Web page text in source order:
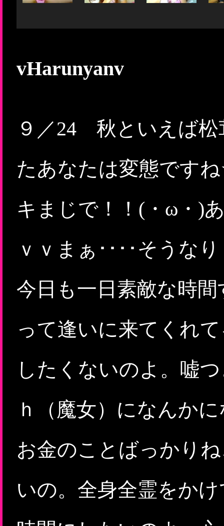
vHarunyanv
９／24 秋といえば松
たあなたは変態です
キまじで！！(・ω・)
ｖｖまぁ････そうな
今日も一日素敵な時
って逢いに来てくれ
したくないのよ。嘘
ｈ（魔女）になんか
お金のことばっかり
いの。全身全霊をか